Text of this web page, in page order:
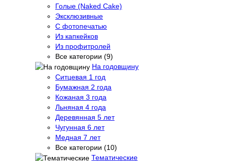
Голые (Naked Cake)
Эксклюзивные
С фотопечатью
Из капкейков
Из профитролей
Все категории (9)
На годовщину
Ситцевая 1 год
Бумажная 2 года
Кожаная 3 года
Льняная 4 года
Деревянная 5 лет
Чугунная 6 лет
Медная 7 лет
Все категории (10)
Тематические